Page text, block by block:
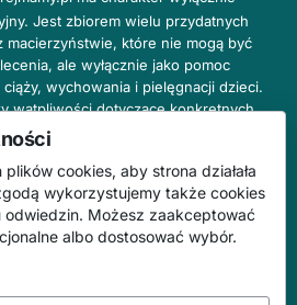
Jest zbiorem wielu przydatnych
macierzyństwie, które nie mogą być
ale wyłącznie jako pomoc
wychowania i pielęgnacji dzieci.
wątpliwości dotyczące konkretnych
konsultować z prowadzącym
innym stosownym specjalistą w danej
nie odpowiada za treść reklam,
konsekwencji prawnych ani
mogące wyniknąć na skutek
bez wcześniejszej konsultacji
mogą występować wpisy
cookies, aby strona działała
wykorzystujemy także cookies
Możesz zaakceptować
albo dostosować wybór.